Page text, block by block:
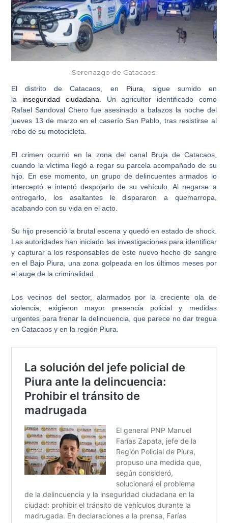
Serenazgo de Catacaos.
El distrito deCatacaos, en Piura, sigue sumido en
la inseguridad ciudadana. Un agricultor identificado como
Rafael Sandoval Chero fue asesinado a balazos la noche del
jueves 13 de marzo en el caserío San Pablo, tras resistirse al
robo de su motocicleta.
El crimen ocurrió en la zona del canal Bruja de Catacaos,
cuando la víctima llegó a regar su parcela acompañado de su
hijo. En ese momento, un grupo de delincuentes armados lo
interceptó e intentó despojarlo de su vehículo. Al negarse a
entregarlo, los asaltantes le dispararon a quemarropa,
acabando con su vida en el acto.
Su hijo presenció la brutal escena y quedó en estado de shock.
Las autoridades han iniciado las investigaciones para identificar
y capturar a los responsables de este nuevo hecho de sangre
en el Bajo Piura, una zona golpeada en los últimos meses por
el auge de la criminalidad.
Los vecinos del sector, alarmados por la creciente ola de
violencia, exigieron mayor presencia policialy medidas
urgentes para frenar la delincuencia, que parece no dar tregua
en Catacaos y en la región Piura.